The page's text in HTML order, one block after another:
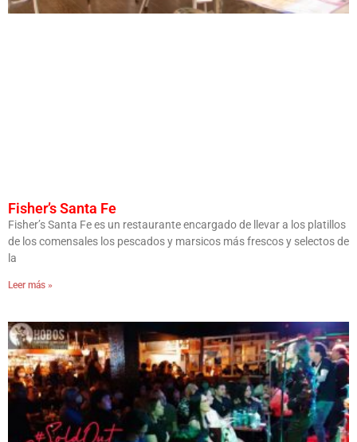
Fisher’s Santa Fe
Fisher’s Santa Fe es un restaurante encargado de llevar a los platillos
de los comensales los pescados y marsicos más frescos y selectos de
la
Leer más »